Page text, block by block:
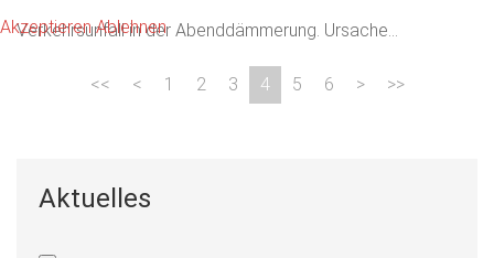
Verkehrsunfall in der Abenddämmerung. Ursache...
1 2 3 4 5 6
Aktuelles
Akzeptieren Ablehnen